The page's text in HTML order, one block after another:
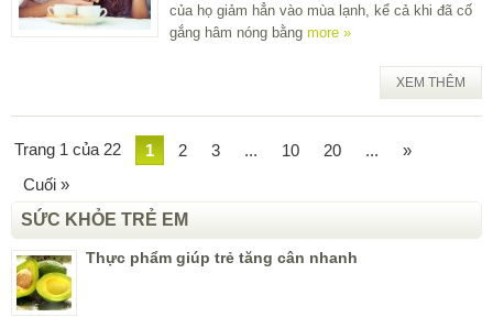
của họ giảm hẳn vào mùa lạnh, kể cả khi đã cố
gắng hâm nóng bằng more »
XEM THÊM
Trang 1 của 22 1 2 3 ... 10 20 ...
»
Cuối »
SỨC KHỎE TRẺ EM
Thực phẩm giúp trẻ tăng cân nhanh